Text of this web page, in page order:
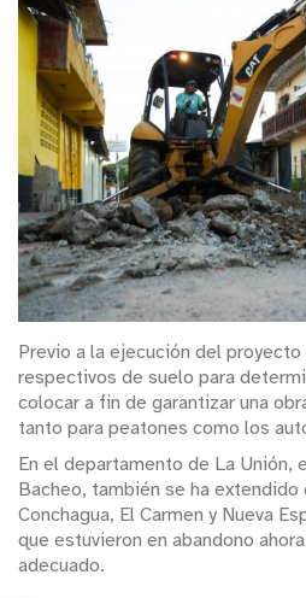
Previo a la ejecución del
respectivos de suelo para
colocar a fin de garantizar una
tanto para peatones como los
En el departamento de La Unión,
Bacheo, también se ha
Conchagua, El Carmen y Nueva
que estuvieron en abandono
adecuado.